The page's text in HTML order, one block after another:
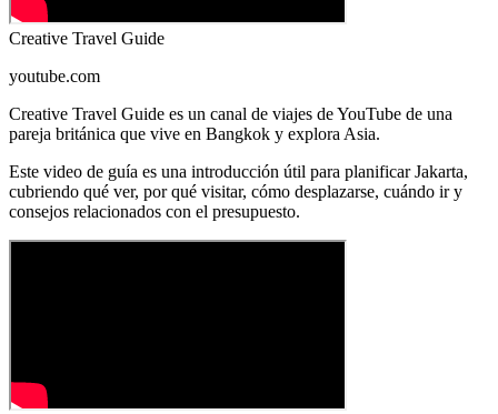
Creative Travel Guide
youtube.com
Creative Travel Guide es un canal de viajes de YouTube de una
pareja británica que vive en Bangkok y explora Asia.
Este video de guía es una introducción útil para planificar Jakarta,
cubriendo qué ver, por qué visitar, cómo desplazarse, cuándo ir y
consejos relacionados con el presupuesto.